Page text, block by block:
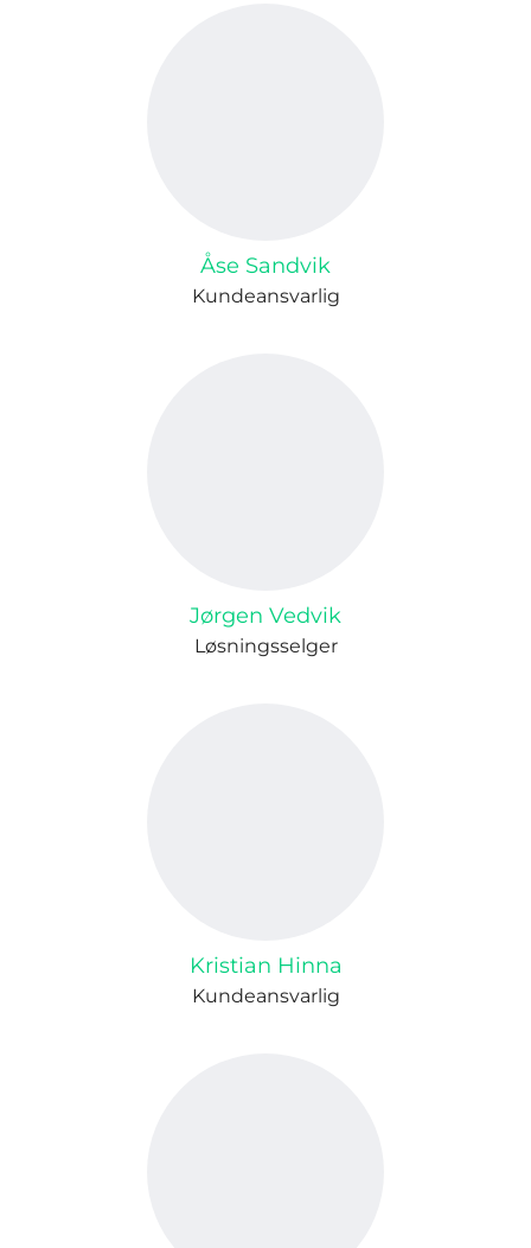
Åse Sandvik
Kundeansvarlig
Jørgen Vedvik
Løsningsselger
Kristian Hinna
Kundeansvarlig